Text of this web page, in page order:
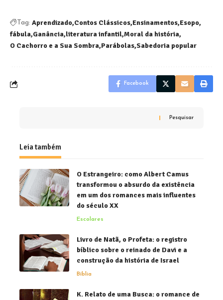
Tag: Aprendizado Contos Clássicos Ensinamentos Esopo
fábula Ganância literatura infantil Moral da história
O Cachorro e a Sua Sombra Parábolas Sabedoria popular
Facebook
Pesquisar
Leia também
O Estrangeiro: como Albert Camus
transformou o absurdo da existência
em um dos romances mais influentes
do século XX
Escolares
Livro de Natã, o Profeta: o registro
bíblico sobre o reinado de Davi e a
construção da história de Israel
Bíblia
K. Relato de uma Busca: o romance de